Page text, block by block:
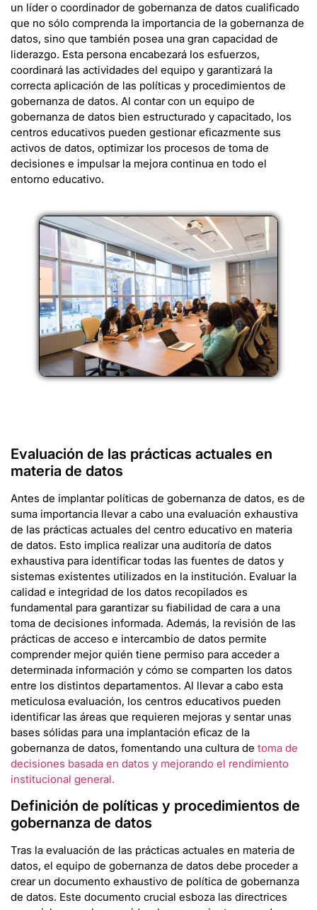
un líder o coordinador de gobernanza de datos cualificado
que no sólo comprenda la importancia de la gobernanza de
datos, sino que también posea una gran capacidad de
liderazgo. Esta persona encabezará los esfuerzos,
coordinará las actividades del equipo y garantizará la
correcta aplicación de las políticas y procedimientos de
gobernanza de datos. Al contar con un equipo de
gobernanza de datos bien estructurado y capacitado, los
centros educativos pueden gestionar eficazmente sus
activos de datos, optimizar los procesos de toma de
decisiones e impulsar la mejora continua en todo el
entorno educativo.
Evaluación de las prácticas actuales en
materia de datos
Antes de implantar políticas de gobernanza de datos, es de
suma importancia llevar a cabo una evaluación exhaustiva
de las prácticas actuales del centro educativo en materia
de datos. Esto implica realizar una auditoría de datos
exhaustiva para identificar todas las fuentes de datos y
sistemas existentes utilizados en la institución. Evaluar la
calidad e integridad de los datos recopilados es
fundamental para garantizar su fiabilidad de cara a una
toma de decisiones informada. Además, la revisión de las
prácticas de acceso e intercambio de datos permite
comprender mejor quién tiene permiso para acceder a
determinada información y cómo se comparten los datos
entre los distintos departamentos. Al llevar a cabo esta
meticulosa evaluación, los centros educativos pueden
identificar las áreas que requieren mejoras y sentar unas
bases sólidas para una implantación eficaz de la
gobernanza de datos, fomentando una cultura de toma de
decisiones basada en datos y mejorando el rendimiento
institucional general.
Definición de políticas y procedimientos de
gobernanza de datos
Tras la evaluación de las prácticas actuales en materia de
datos, el equipo de gobernanza de datos debe proceder a
crear un documento exhaustivo de política de gobernanza
de datos. Este documento crucial esboza las directrices